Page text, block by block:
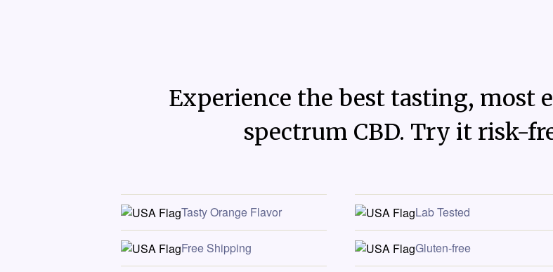
Experience the best tasting, most
spectrum CBD. Try it risk-
Tasty Orange Flavor
Free Shipping
Lab Tested
Gluten-free